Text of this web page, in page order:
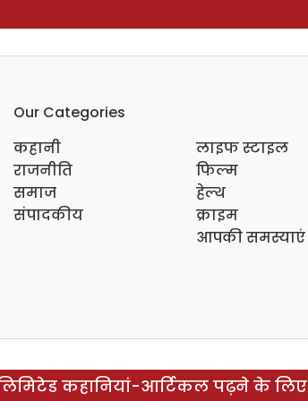
Our Categories
कहानी
राजनीति
समाज
संपादकीय
लाइफ स्टाइल
फिल्म
हेल्थ
क्राइम
आपकी समस्याएं
कहानियां-आर्टिकल पढ़ने के लिए